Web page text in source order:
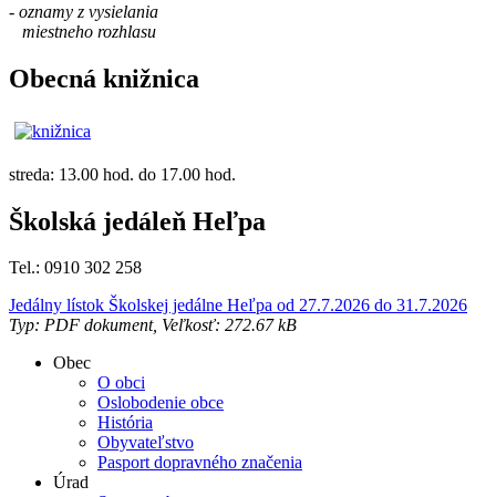
- oznamy z vysielania
miestneho rozhlasu
Obecná knižnica
streda: 13.00 hod. do 17.00 hod.
Školská jedáleň Heľpa
Tel.: 0910 302 258
Jedálny lístok Školskej jedálne Heľpa od 27.7.2026 do 31.7.2026
Typ: PDF dokument, Veľkosť: 272.67 kB
Obec
O obci
Oslobodenie obce
História
Obyvateľstvo
Pasport dopravného značenia
Úrad